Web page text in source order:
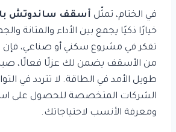
في الختام، تمثّل أسقف ساندوتش
خيارًا ذكيًا يجمع بين الأداء والمتانة
تفكر في مشروع سكني أو صناعي، فإن
من الأسقف يضمن لك عزلًا فعالًا،
طويل الأمد في الطاقة. لا تتردد في
الشركات المتخصصة للحصول على
ومعرفة الأنسب لاحتياجاتك.